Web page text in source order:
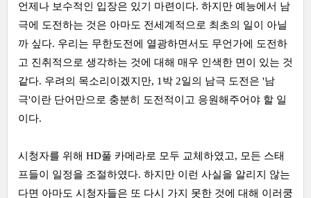
언제나 보수적인 입장은 있기 마련이다. 하지만 예능에서 남
극에 도전하는 것은 아마도 전세계적으로 최초의 일이 아닐
까 싶다. 우리는 무한도전에 열광하면서도 무언가에 도전하
고 진취적으로 생각하는 것에 대해 매우 인색한 면이 있는 것
같다. 우려의 목소리이겠지만, 1박 2일의 남극 도전은 '남
극'이란 단어만으로 충분히 도전적이고 응원해주어야 할 일
이다.
시청자를 위해 HD풀 카메라로 모두 교체하였고, 모든 스태
프들이 일정을 조절하였다. 하지만 이런 사실을 알리지 않는
다면 아마도 시청자들은 또 다시 가지 못한 것에 대해 이러쿵